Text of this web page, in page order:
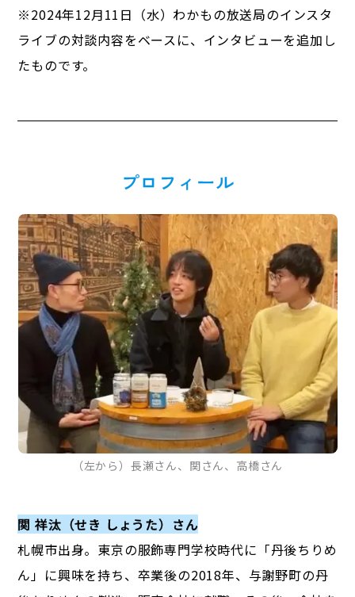
※2024年12月11日（水）わかもの放送局のインスタ
ライブの対談内容をベースに、インタビューを追加し
たものです。
プロフィール
（左から）長瀬さん、関さん、高橋さん
関 祥汰（せき しょうた）さん
札幌市出身。東京の服飾専門学校時代に「丹後ちりめ
ん」に興味を持ち、卒業後の2018年、与謝野町の丹